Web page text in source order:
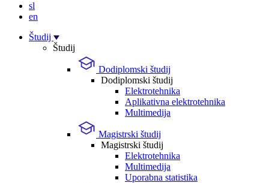
sl
en
Študij
Študij
Dodiplomski študij
Dodiplomski študij
Elektrotehnika
Aplikativna elektrotehnika
Multimedija
Magistrski študij
Magistrski študij
Elektrotehnika
Multimedija
Uporabna statistika